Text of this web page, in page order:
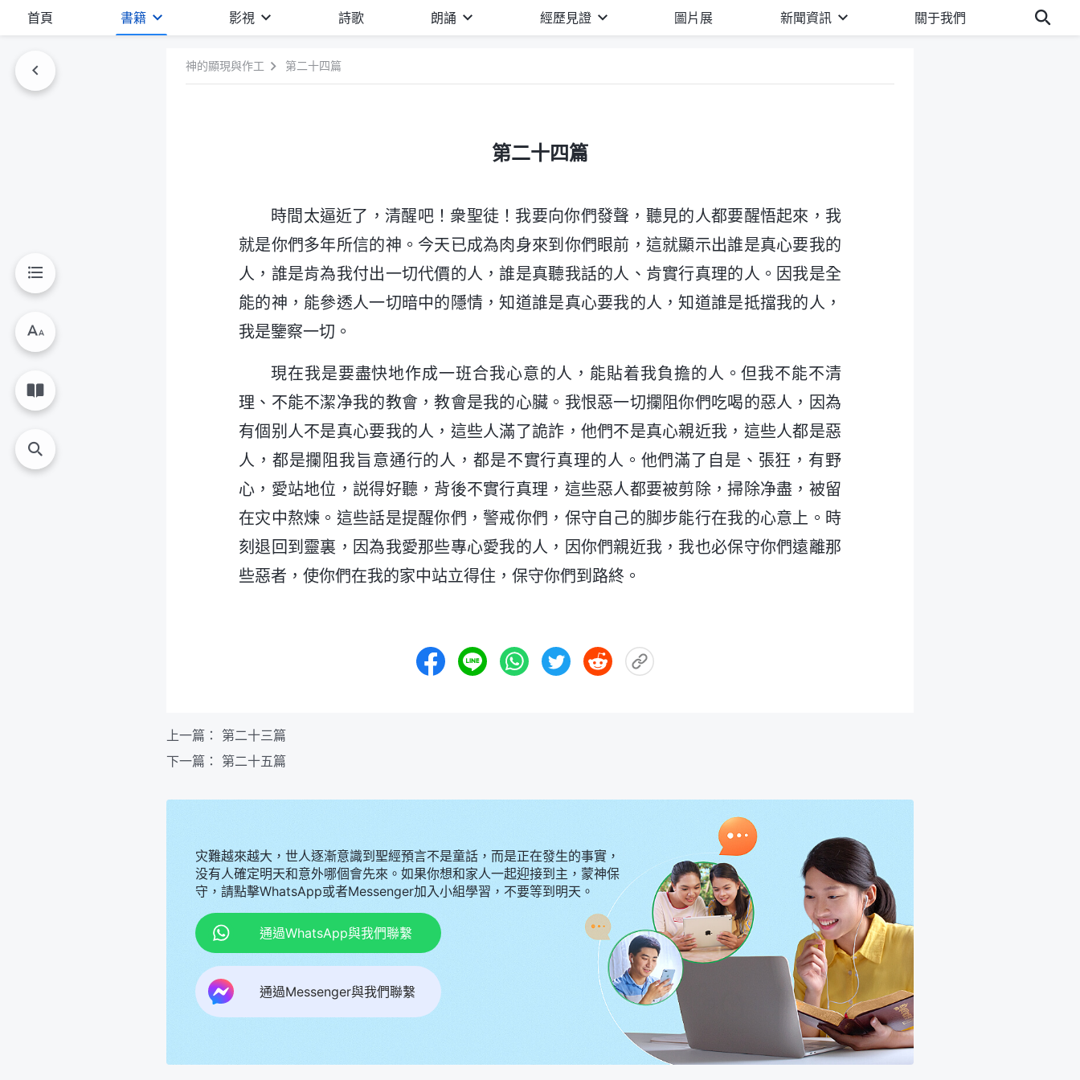
首頁 書籍 影視 詩歌 朗誦 經歷見證 圖片展 新聞資訊 關于我們
神的顯現與作工 第二十四篇
第二十四篇
時間太逼近了，清醒吧！衆聖徒！我要向你們發聲，聽見的人都要醒悟起來，我
就是你們多年所信的神。今天已成為肉身來到你們眼前，這就顯示出誰是真心要我的
人，誰是肯為我付出一切代價的人，誰是真聽我話的人、肯實行真理的人。因我是全
能的神，能參透人一切暗中的隱情，知道誰是真心要我的人，知道誰是抵擋我的人，
我是鑒察一切。
現在我是要盡快地作成一班合我心意的人，能貼着我負擔的人。但我不能不清
理、不能不潔净我的教會，教會是我的心臟。我恨惡一切攔阻你們吃喝的惡人，因為
有個别人不是真心要我的人，這些人滿了詭詐，他們不是真心親近我，這些人都是惡
人，都是攔阻我旨意通行的人，都是不實行真理的人。他們滿了自是、張狂，有野
心，愛站地位，説得好聽，背後不實行真理，這些惡人都要被剪除，掃除净盡，被留
在灾中熬煉。這些話是提醒你們，警戒你們，保守自己的脚步能行在我的心意上。時
刻退回到靈裏，因為我愛那些專心愛我的人，因你們親近我，我也必保守你們遠離那
些惡者，使你們在我的家中站立得住，保守你們到路終。
上一篇： 第二十三篇
下一篇： 第二十五篇
灾難越來越大，世人逐漸意識到聖經預言不是童話，而是正在發生的事實，
没有人確定明天和意外哪個會先來。如果你想和家人一起迎接到主，蒙神保
守，請點擊WhatsApp或者Messenger加入小組學習，不要等到明天。
通過WhatsApp與我們聯繫
通過Messenger與我們聯繫